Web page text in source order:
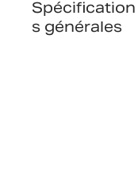
Spécification
s générales